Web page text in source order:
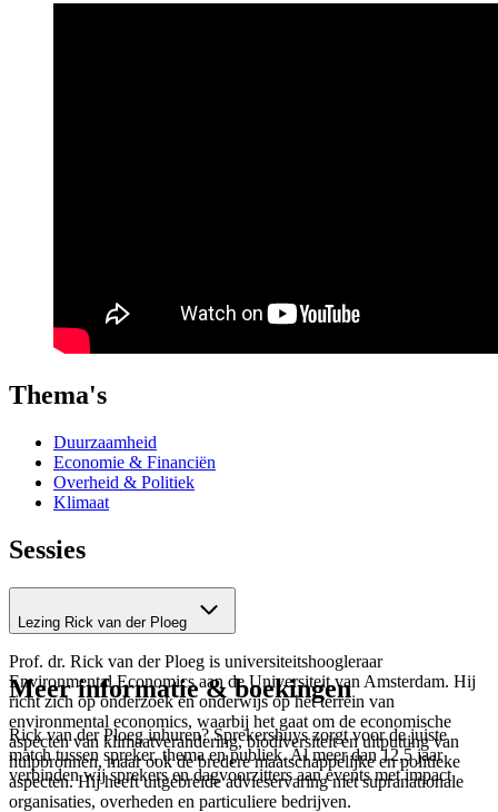
Thema's
Duurzaamheid
Economie & Financiën
Overheid & Politiek
Klimaat
Sessies
Lezing Rick van der Ploeg
Prof. dr. Rick van der Ploeg is universiteitshoogleraar
Environmental Economics aan de Universiteit van Amsterdam. Hij
richt zich op onderzoek en onderwijs op het terrein van
environmental economics, waarbij het gaat om de economische
aspecten van klimaatverandering, biodiversiteit en uitputting van
hulpbronnen, maar ook de bredere maatschappelijke en politieke
aspecten. Hij heeft uitgebreide advieservaring met supranationale
organisaties, overheden en particuliere bedrijven.
Meer informatie & boekingen
Rick van der Ploeg inhuren? Sprekershuys zorgt voor de juiste
match tussen spreker, thema en publiek. Al meer dan 12,5 jaar
verbinden wij sprekers en dagvoorzitters aan events met impact